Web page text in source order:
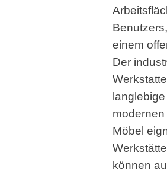
einem
Der
Möbel
können